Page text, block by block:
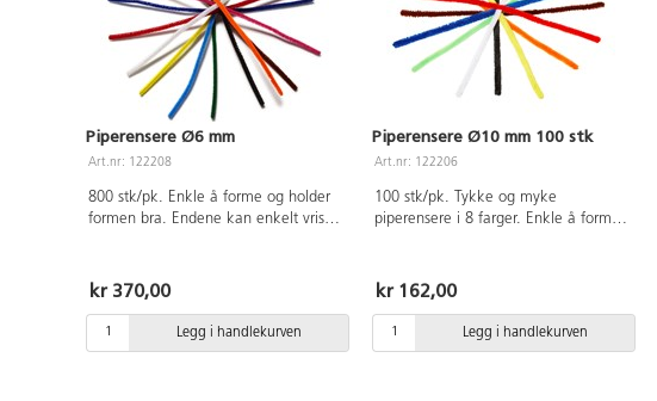
Piperensere Ø6 mm
Art.nr: 122208
800 stk/pk. Enkle å forme og holder
formen bra. Endene kan enkelt vris
oransje, rød, cerise, lys blå, blå,
grønn, brun, svart og hvit.
kr 370,00
Legg i handlekurven
Piperensere Ø10 mm 100 stk
Art.nr: 122206
100 stk/pk. Tykke og myke
piperensere i 8 farger. Enkle å forme
30 cm.
kr 162,00
Legg i handlekurven